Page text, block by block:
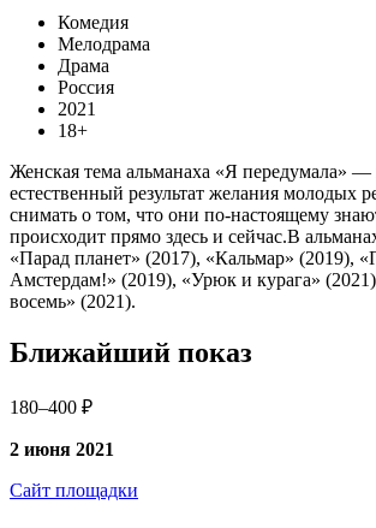
Комедия
Мелодрама
Драма
Россия
2021
18+
Женская тема альманаха «Я передумала» —
естественный результат желания молодых
снимать о том, что они по-настоящему
происходит прямо здесь и сейчас.В
«Парад планет» (2017), «Кальмар» (2019),
Амстердам!» (2019), «Урюк и курага»
восемь» (2021).
Ближайший показ
180–400 ₽
2 июня 2021
Сайт площадки